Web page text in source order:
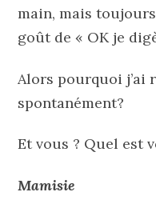
main, mais
goût de « OK je
Alors pourquoi j’ai
spontanément?
Et vous ? Quel est
Mamisie